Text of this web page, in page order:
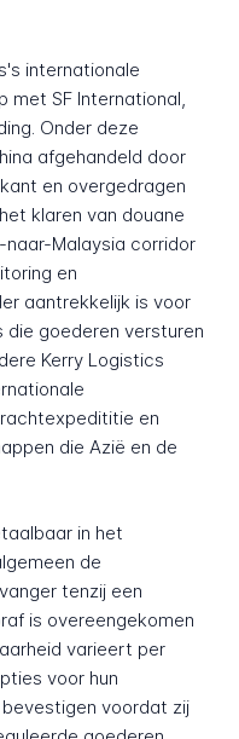
internationale
met SF International,
Onder deze
afgehandeld door
en overgedragen
klaren van douane
Malaysia corridor
en
aantrekkelijk is voor
goederen versturen
Kerry Logistics
en
die Azië en de
in het
de
tenzij een
is overeengekomen
varieert per
voor hun
voordat zij